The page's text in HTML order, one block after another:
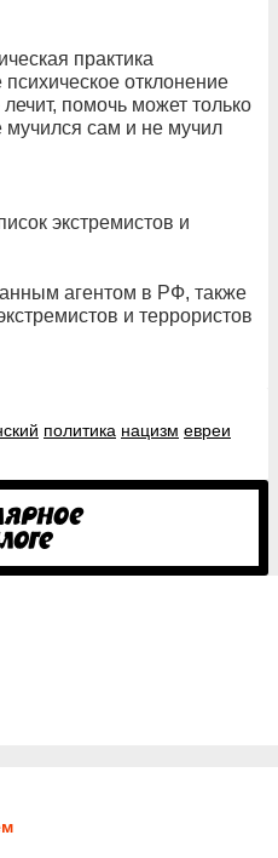
практика
отклонение
помочь может только
мучился сам и не мучил
экстремистов и
агентом в РФ, также
и террористов
политика нацизм евреи